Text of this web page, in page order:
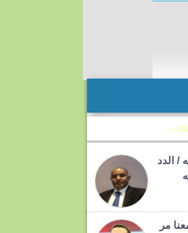
/ الدد
مر